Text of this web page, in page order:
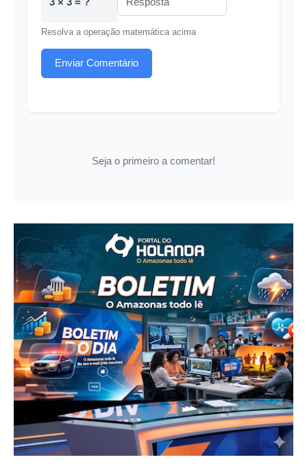
Resolva a operação matemática acima
Enviar Comentário
Seja o primeiro a comentar!